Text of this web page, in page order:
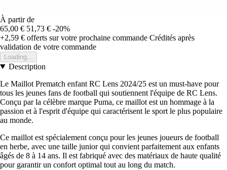
À partir de
65,00 € 51,73 € -20%
+2,59 € offerts sur votre prochaine commande Crédités après
validation de votre commande
Loading...
Description
Le Maillot Prematch enfant RC Lens 2024/25 est un must-have pour
tous les jeunes fans de football qui soutiennent l'équipe de RC Lens.
Conçu par la célèbre marque Puma, ce maillot est un hommage à la
passion et à l'esprit d'équipe qui caractérisent le sport le plus populaire
au monde.
Ce maillot est spécialement conçu pour les jeunes joueurs de football
en herbe, avec une taille junior qui convient parfaitement aux enfants
âgés de 8 à 14 ans. Il est fabriqué avec des matériaux de haute qualité
pour garantir un confort optimal tout au long du match.